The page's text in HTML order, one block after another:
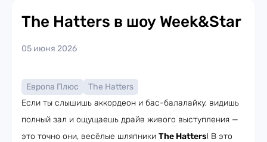
The Hatters в шоу Week&Star
05 июня 2026
Европа Плюс
The Hatters
Если ты слышишь аккордеон и бас-балалайку, видишь
полный зал и ощущаешь драйв живого выступления —
это точно они, весёлые шляпники The Hatters! В это